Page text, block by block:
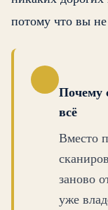
потому что вы не
Почему
всё
Вместо
заново
уже